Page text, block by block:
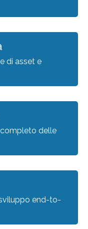
di asset e
delle
end-to-